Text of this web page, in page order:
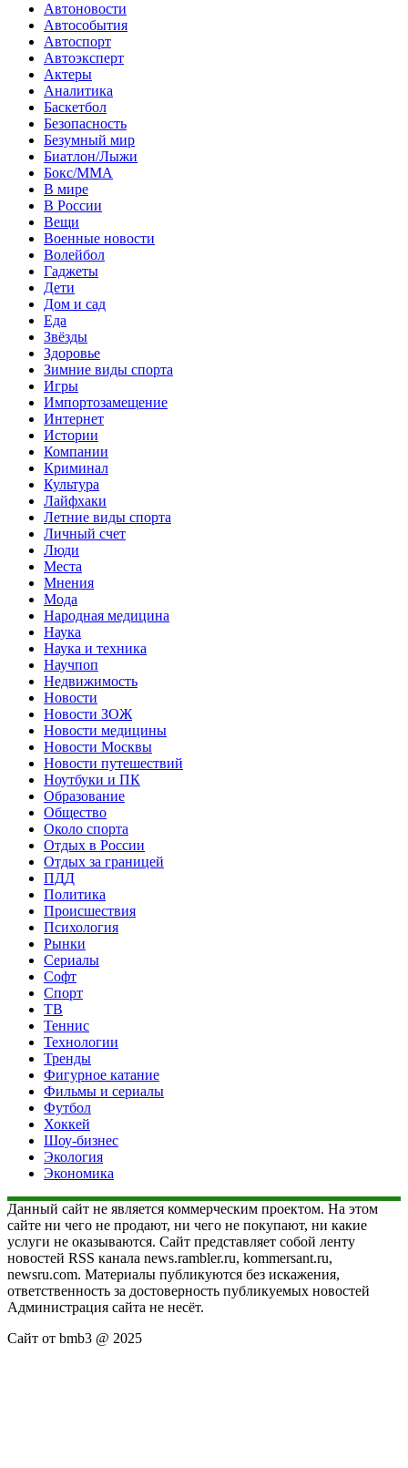
Автоновости
Автособытия
Автоспорт
Автоэксперт
Актеры
Аналитика
Баскетбол
Безопасность
Безумный мир
Биатлон/Лыжи
Бокс/MMA
В мире
В России
Вещи
Военные новости
Волейбол
Гаджеты
Дети
Дом и сад
Еда
Звёзды
Здоровье
Зимние виды спорта
Игры
Импортозамещение
Интернет
Истории
Компании
Криминал
Культура
Лайфхаки
Летние виды спорта
Личный счет
Люди
Места
Мнения
Мода
Народная медицина
Наука
Наука и техника
Научпоп
Недвижимость
Новости
Новости ЗОЖ
Новости медицины
Новости Москвы
Новости путешествий
Ноутбуки и ПК
Образование
Общество
Около спорта
Отдых в России
Отдых за границей
ПДД
Политика
Происшествия
Психология
Рынки
Сериалы
Софт
Спорт
ТВ
Теннис
Технологии
Тренды
Фигурное катание
Фильмы и сериалы
Футбол
Хоккей
Шоу-бизнес
Экология
Экономика
Данный сайт не является коммерческим проектом. На этом
сайте ни чего не продают, ни чего не покупают, ни какие
услуги не оказываются. Сайт представляет собой ленту
новостей RSS канала news.rambler.ru, kommersant.ru,
newsru.com. Материалы публикуются без искажения,
ответственность за достоверность публикуемых новостей
Администрация сайта не несёт.
Сайт от bmb3 @ 2025